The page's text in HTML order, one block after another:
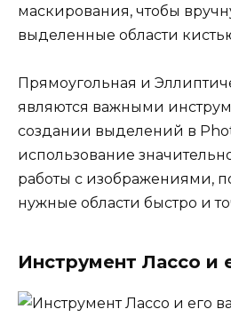
маскирования, чтобы
выделенные области
Прямоугольная и
являются важными
создании выделений в
использование
работы с изображениями,
нужные области быстро и
Инструмент Лассо и